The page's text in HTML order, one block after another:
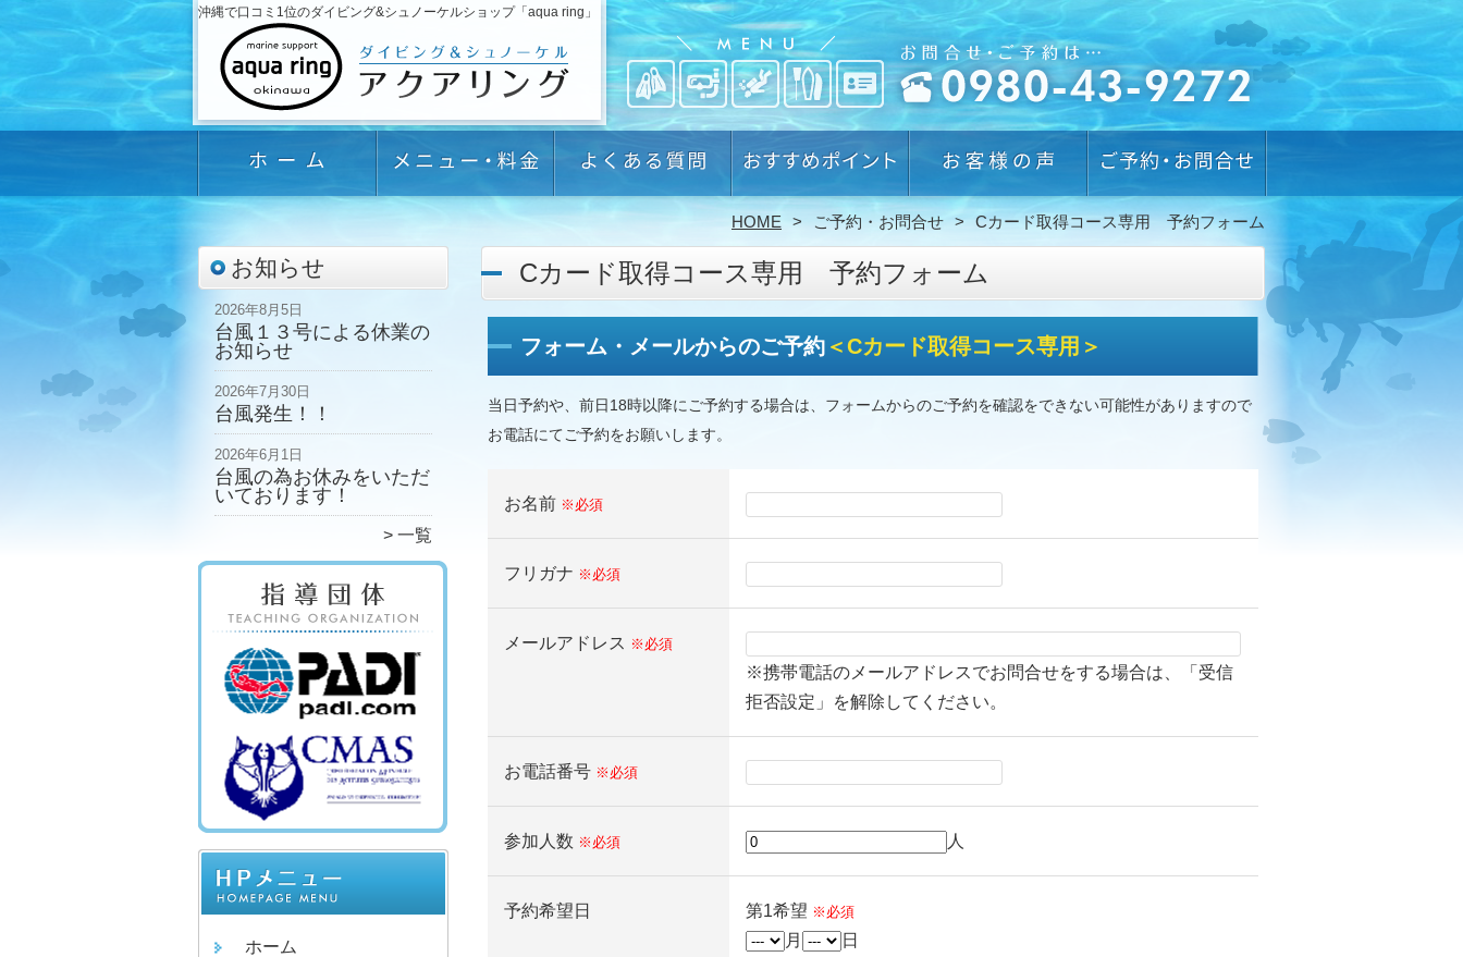
沖縄で口コミ1位のダイビング&シュノーケルショップ「aqua ring」
HOME ご予約・お問合せ Cカード取得コース専用 予約フォーム
お知らせ
2026年8月5日
台風１３号による休業の
お知らせ
2026年7月30日
台風発生！！
2026年6月1日
台風の為お休みをいただ
いております！
一覧
ホーム
Cカード取得コース専用 予約フォーム
フォーム・メールからのご予約 ＜Cカード取得コース専用＞
当日予約や、前日18時以降にご予約する場合は、フォームからのご予約を確認をできない可能性がありますので
お電話にてご予約をお願いします。
お名前 ※必須
フリガナ ※必須
メールアドレス ※必須
※携帯電話のメールアドレスでお問合せをする場合は、「受信
拒否設定」を解除してください。
お電話番号 ※必須
参加人数 ※必須 人
予約希望日 第1希望 ※必須
月
日